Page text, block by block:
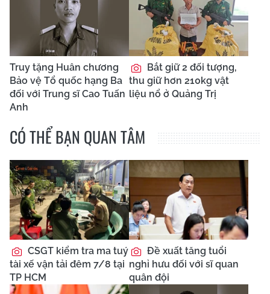
Truy tặng Huân chương
Bảo vệ Tổ quốc hạng Ba
đối với Trung sĩ Cao Tuấn
Anh
Bắt giữ 2 đối tượng,
thu giữ hơn 210kg vật
liệu nổ ở Quảng Trị
CÓ THỂ BẠN QUAN TÂM
CSGT kiểm tra ma tuý
tài xế vận tải đêm 7/8 tại
TP HCM
Đề xuất tăng tuổi
nghỉ hưu đối với sĩ quan
quân đội